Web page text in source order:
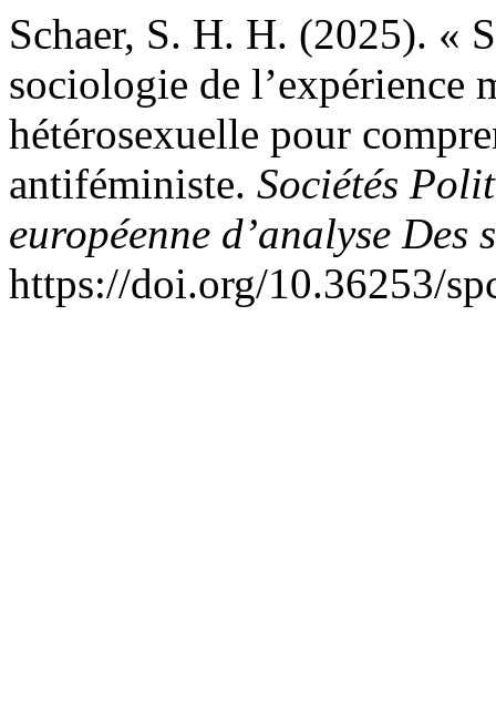
Schaer, S. H. H. (2025). «
sociologie de l’expérience
hétérosexuelle pour
antiféministe. Sociétés
européenne d’analyse Des
https://doi.org/10.36253/